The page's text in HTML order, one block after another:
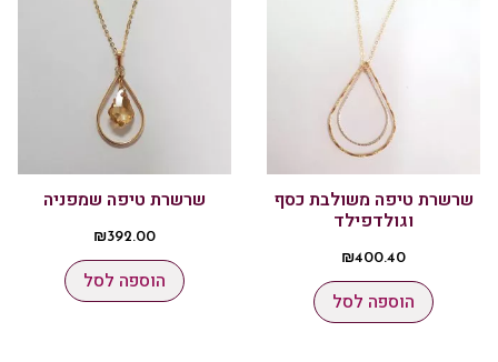
שרשרת טיפה משולבת כסף
וגולדפילד
₪400.40
הוספה לסל
שרשרת טיפה שמפניה
₪392.00
הוספה לסל